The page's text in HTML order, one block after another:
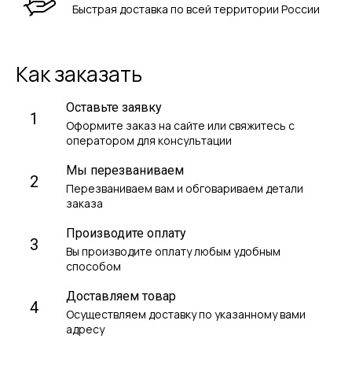
Быстрая доставка по всей территории России
Как заказать
1
Оставьте заявку
Оформите заказ на сайте или свяжитесь с
оператором для консультации
2
Мы перезваниваем
Перезваниваем вам и обговариваем детали
заказа
3
Производите оплату
Вы производите оплату любым удобным
способом
4
Доставляем товар
Осуществляем доставку по указанному вами
адресу